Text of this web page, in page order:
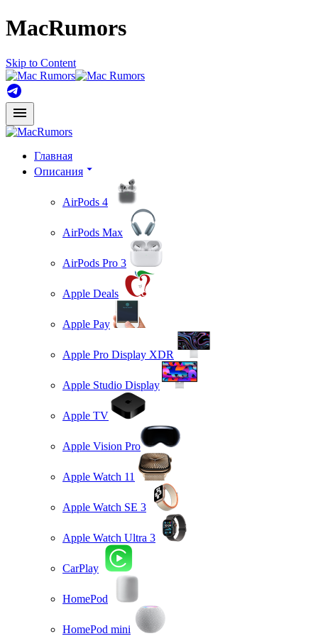
MacRumors
Skip to Content
Главная
Описания
AirPods 4
AirPods Max
AirPods Pro 3
Apple Deals
Apple Pay
Apple Pro Display XDR
Apple Studio Display
Apple TV
Apple Vision Pro
Apple Watch 11
Apple Watch SE 3
Apple Watch Ultra 3
CarPlay
HomePod
HomePod mini